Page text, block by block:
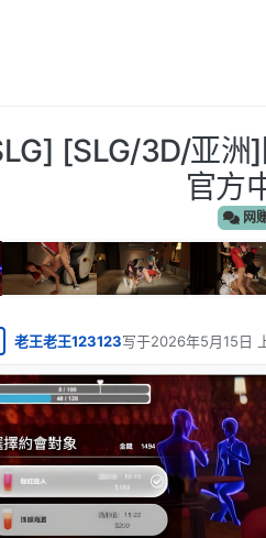
[SLG/3D/亚洲
官方
网
老王老王123123写于2026年5月15日
最后由 编辑